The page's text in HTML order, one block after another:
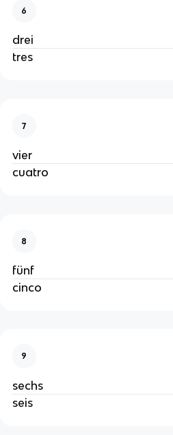
6
drei
tres
7
vier
cuatro
8
fünf
cinco
9
sechs
seis